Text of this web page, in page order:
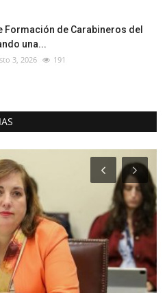
Formación de Carabineros del
una...
3, 2026 191